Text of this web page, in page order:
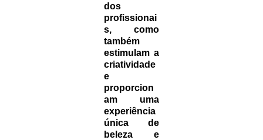
dos
profissionai
s, como
também
estimulam a
criatividade
e
proporcion
am uma
experiência
única de
beleza e